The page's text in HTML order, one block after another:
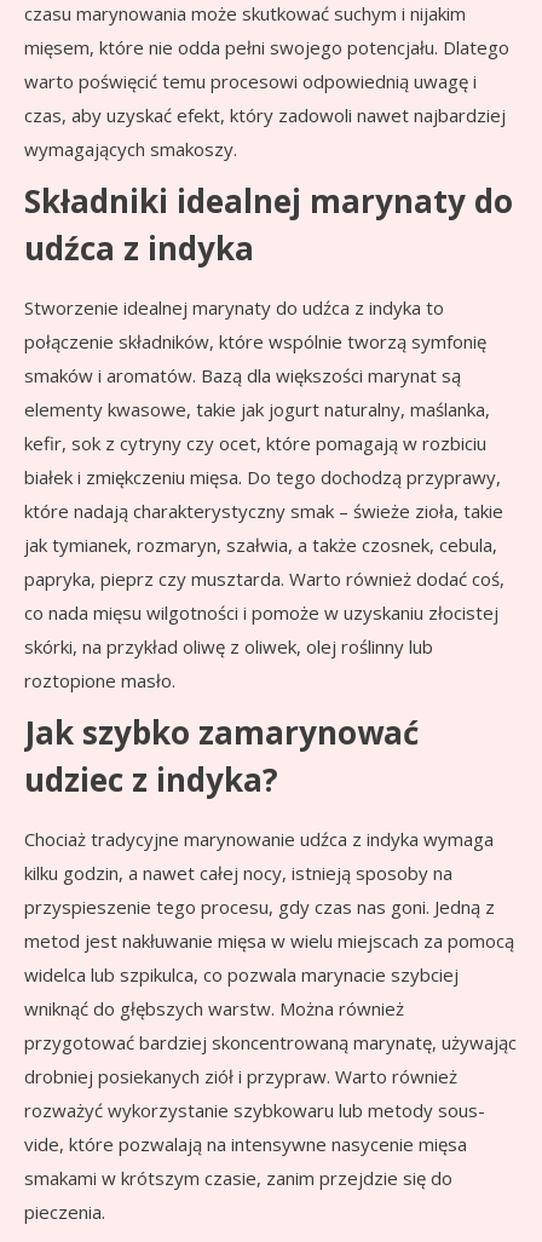
czasu marynowania może skutkować suchym i nijakim
mięsem, które nie odda pełni swojego potencjału. Dlatego
warto poświęcić temu procesowi odpowiednią uwagę i
czas, aby uzyskać efekt, który zadowoli nawet najbardziej
wymagających smakoszy.
Składniki idealnej marynaty do
udźca z indyka
Stworzenie idealnej marynaty do udźca z indyka to
połączenie składników, które wspólnie tworzą symfonię
smaków i aromatów. Bazą dla większości marynat są
elementy kwasowe, takie jak jogurt naturalny, maślanka,
kefir, sok z cytryny czy ocet, które pomagają w rozbiciu
białek i zmiękczeniu mięsa. Do tego dochodzą przyprawy,
które nadają charakterystyczny smak – świeże zioła, takie
jak tymianek, rozmaryn, szałwia, a także czosnek, cebula,
papryka, pieprz czy musztarda. Warto również dodać coś,
co nada mięsu wilgotności i pomoże w uzyskaniu złocistej
skórki, na przykład oliwę z oliwek, olej roślinny lub
roztopione masło.
Jak szybko zamarynować
udziec z indyka?
Chociaż tradycyjne marynowanie udźca z indyka wymaga
kilku godzin, a nawet całej nocy, istnieją sposoby na
przyspieszenie tego procesu, gdy czas nas goni. Jedną z
metod jest nakłuwanie mięsa w wielu miejscach za pomocą
widelca lub szpikulca, co pozwala marynacie szybciej
wniknąć do głębszych warstw. Można również
przygotować bardziej skoncentrowaną marynatę, używając
drobniej posiekanych ziół i przypraw. Warto również
rozważyć wykorzystanie szybkowaru lub metody sous-
vide, które pozwalają na intensywne nasycenie mięsa
smakami w krótszym czasie, zanim przejdzie się do
pieczenia.